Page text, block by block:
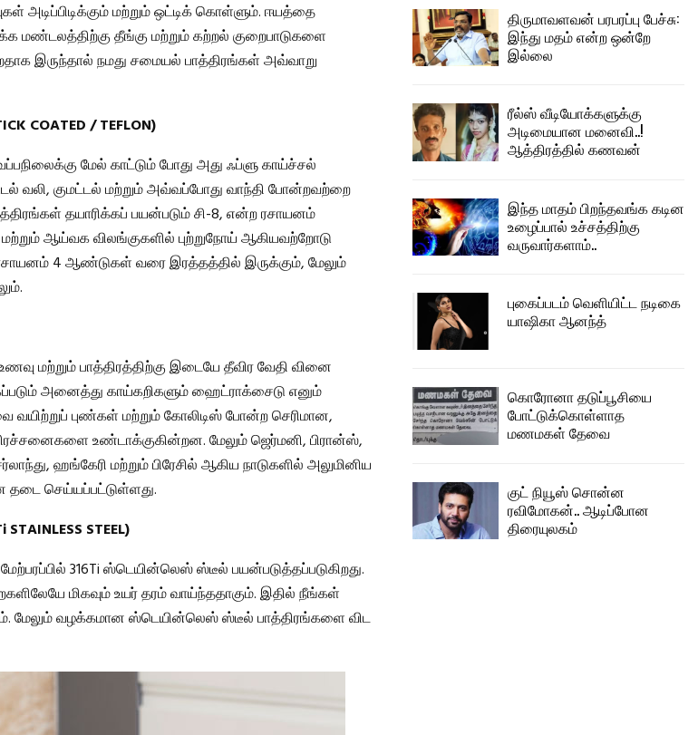
அடிப்பிடிக்கும் மற்றும் ஒட்டிக் கொள்ளும். ஈயத்தை
மண்டலத்திற்கு தீங்கு மற்றும் கற்றல் குறைபாடுகளை
இருந்தால் நமது சமையல் பாத்திரங்கள் அவ்வாறு
COATED / TEFLON)
மேல் காட்டும் போது அது ஃப்ளு காய்ச்சல்
வலி, குமட்டல் மற்றும் அவ்வப்போது வாந்தி போன்றவற்றை
தயாரிக்கப் பயன்படும் சி-8, என்ற ரசாயனம்
மற்றும் ஆய்வக விலங்குகளில் புற்றுநோய் ஆகியவற்றோடு
4 ஆண்டுகள் வரை இரத்தத்தில் இருக்கும், மேலும்
மற்றும் பாத்திரத்திற்கு இடையே தீவிர வேதி வினை
அனைத்து காய்கறிகளும் ஹைட்ராக்சைடு எனும்
புண்கள் மற்றும் கோலிடிஸ் போன்ற செரிமான,
உண்டாக்குகின்றன. மேலும் ஜெர்மனி, பிரான்ஸ்,
ஹங்கேரி மற்றும் பிரேசில் ஆகிய நாடுகளில் அலுமினிய
செய்யப்பட்டுள்ளது.
STEEL)
316Ti ஸ்டெயின்லெஸ் ஸ்டீல் பயன்படுத்தப்படுகிறது.
மிகவும் உயர் தரம் வாய்ந்ததாகும். இதில் நீங்கள்
வழக்கமான ஸ்டெயின்லெஸ் ஸ்டீல் பாத்திரங்களை விட
திருமாவளவன் பரபரப்பு பேச்சு:
இந்து மதம் என்ற ஒன்றே
இல்லை
ரீல்ஸ் வீடியோக்களுக்கு
அடிமையான மனைவி..!
ஆத்திரத்தில் கணவன்
இந்த மாதம் பிறந்தவங்க கடின
உழைப்பால் உச்சத்திற்கு
வருவார்களாம்..
புகைப்படம் வெளியிட்ட நடிகை
யாஷிகா ஆனந்த்
கொரோனா தடுப்பூசியை
போட்டுக்கொள்ளாத
மணமகள் தேவை
குட் நியூஸ் சொன்ன
ரவிமோகன்.. ஆடிப்போன
திரையுலகம்